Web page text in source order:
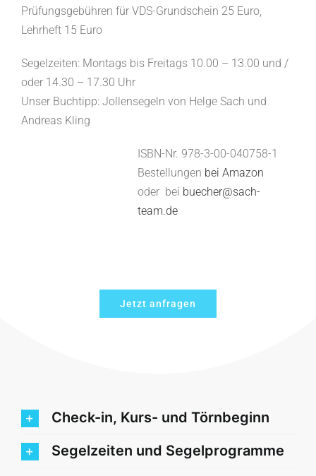
Prüfungsgebühren für VDS-Grundschein 25 Euro,
Lehrheft 15 Euro
Segelzeiten: Montags bis Freitags 10.00 – 13.00 und /
oder 14.30 – 17.30 Uhr
Unser Buchtipp: Jollensegeln von Helge Sach und
Andreas Kling
ISBN-Nr. 978-3-00-040758-1
Bestellungen bei Amazon
oder bei buecher@sach-
team.de
Jetzt anfragen
Check-in, Kurs- und Törnbeginn
Segelzeiten und Segelprogramme